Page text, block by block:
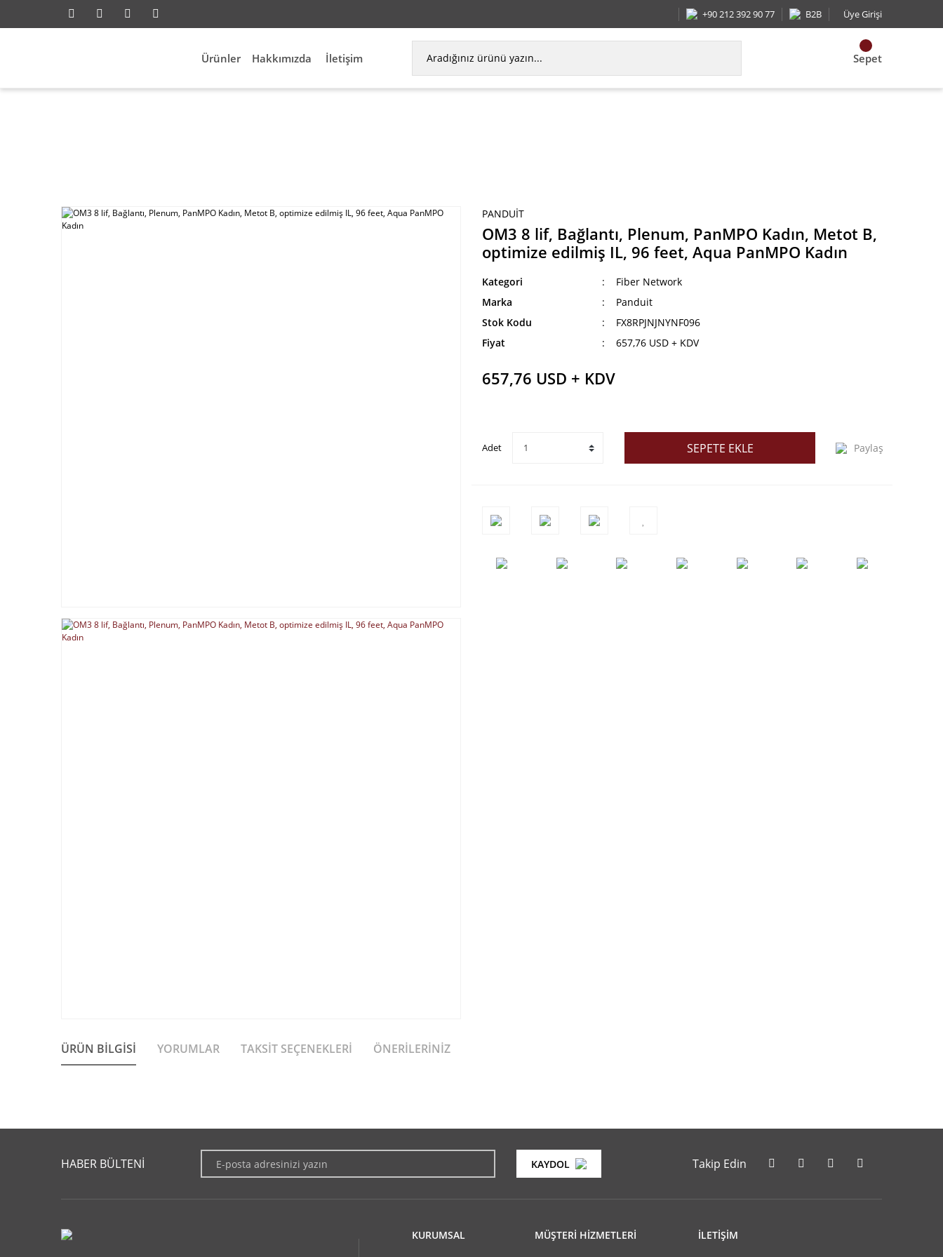
+90 212 392 90 77 B2B Üye Girişi
Ürünler Hakkımızda İletişim Sepet
PANDUIT
OM3 8 lif, Bağlantı, Plenum, PanMPO Kadın, Metot B,
optimize edilmiş IL, 96 feet, Aqua PanMPO Kadın
Kategori
Fiber Network
Marka
Panduit
Stok Kodu
FX8RPJNJNYNF096
Fiyat
657,76 USD + KDV
657,76 USD + KDV
Adet SEPETE EKLE Paylaş
ÜRÜN BILGISI YORUMLAR TAKSIT SEÇENEKLERI ÖNERILERINIZ
Yorum Yaz
Görüş ve önerileriniz için teşekkür ederiz.
Ürün açıklamasında eksik bilgiler bulunuyor.
HABER BÜLTENİ KAYDOL Takip Edin
KURUMSAL MÜŞTERİ HİZMETLERİ İLETİŞİM